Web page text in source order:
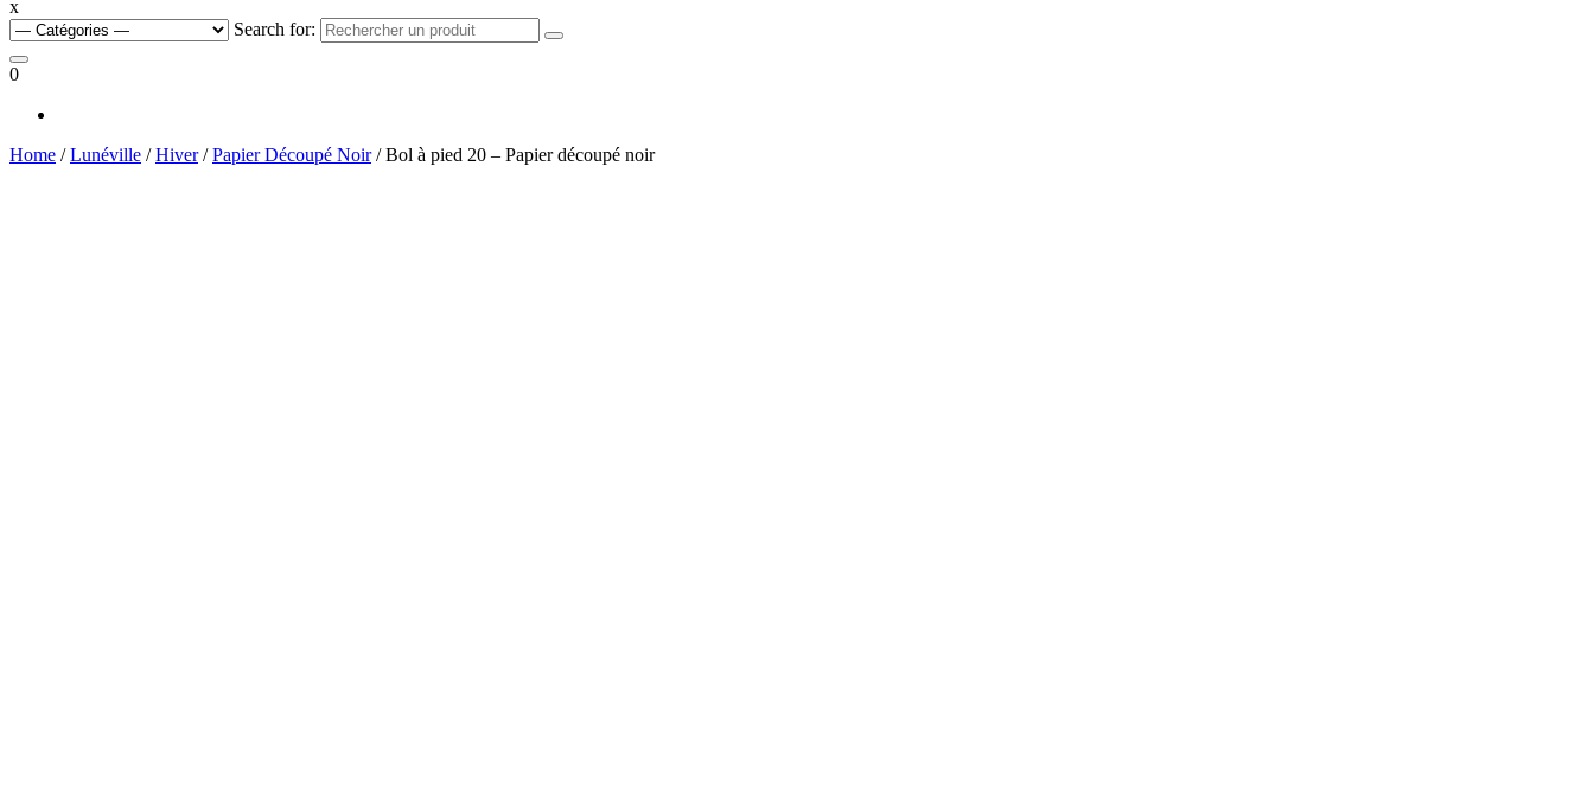
x
Search for:
0
Home /Lunéville /Hiver/Papier Découpé Noir/ Bol à pied 20 – Papier découpé noir